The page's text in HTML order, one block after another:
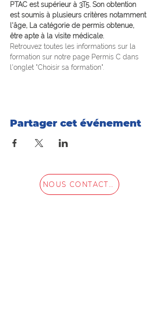
PTAC est supérieur à 3T5. Son obtention
est soumis à plusieurs critères notamment
l'âge, La catégorie de permis obtenue,
être apte à la visite médicale.
Retrouvez toutes les informations sur la
formation sur notre page Permis C dans
l'onglet "Choisir sa formation".
Partager cet événement
NOUS CONTACTER